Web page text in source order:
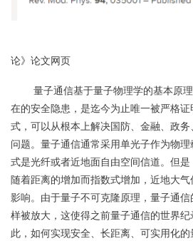
图1：《现
论》论文网页
量子通信基于量子物理学的基本原理
在的安全隐患，是迄今为止唯一被严格
式，可以从根本上解决国防、金融、政
问题。量子通信通常采用单光子作为物
式是光纤或者近地面自由空间信道。但
随着距离的增加而指数式增加，近地大
影响。由于量子不可克隆原理，量子通
样被放大，这使得之前量子通信的世界
此，如何实现安全、长距离、可实用化